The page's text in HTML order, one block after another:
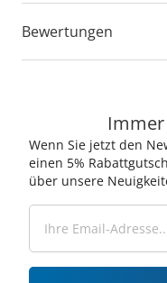
Bewertungen
Wenn Sie jetzt den
einen 5%
über unsere